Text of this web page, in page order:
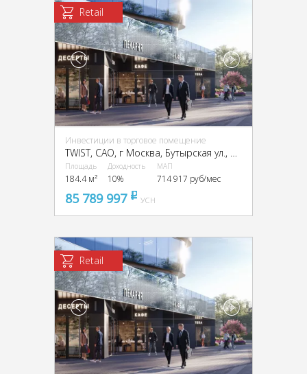
Retail
Инвестиции в торговое помещение
Площадь
184.4 м²
Доходность
10%
МАП
714 917 руб/мес
85 789 997 pуб
УСН
Retail